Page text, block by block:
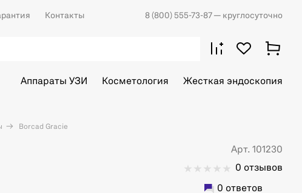
Контакты 8 (800) 555-73-87 — круглосуточно
Аппараты УЗИ Косметология Жесткая эндоскопия
Borcad Gracie
Арт. 101230
0 отзывов
0 ответов